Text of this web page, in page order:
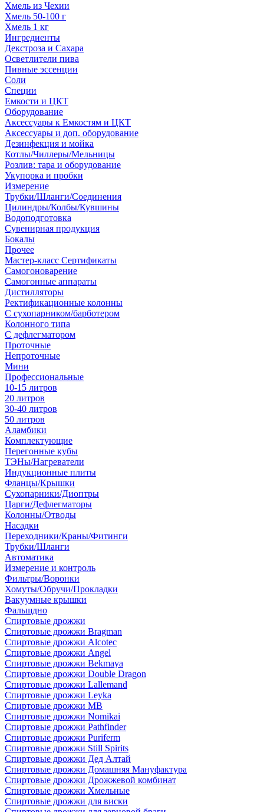
Хмель из Чехии
Хмель 50-100 г
Хмель 1 кг
Ингредиенты
Декстроза и Сахара
Осветлители пива
Пивные эссенции
Соли
Специи
Емкости и ЦКТ
Оборудование
Аксессуары к Емкостям и ЦКТ
Аксессуары и доп. оборудование
Дезинфекция и мойка
Котлы/Чиллеры/Мельницы
Розлив: тара и оборудование
Укупорка и пробки
Измерение
Трубки/Шланги/Соединения
Цилиндры/Колбы/Кувшины
Водоподготовка
Сувенирная продукция
Бокалы
Прочее
Мастер-класс Сертификаты
Самогоноварение
Самогонные аппараты
Дистилляторы
Ректификационные колонны
С сухопарником/барботером
Колонного типа
С дефлегматором
Проточные
Непроточные
Мини
Профессиональные
10-15 литров
20 литров
30-40 литров
50 литров
Аламбики
Комплектующие
Перегонные кубы
ТЭНы/Нагреватели
Индукционные плиты
Фланцы/Крышки
Сухопарники/Диоптры
Царги/Дефлегматоры
Колонны/Отводы
Насадки
Переходники/Краны/Фитинги
Трубки/Шланги
Автоматика
Измерение и контроль
Фильтры/Воронки
Хомуты/Обручи/Прокладки
Вакуумные крышки
Фальшдно
Спиртовые дрожжи
Спиртовые дрожжи Bragman
Спиртовые дрожжи Alcotec
Спиртовые дрожжи Angel
Спиртовые дрожжи Bekmaya
Спиртовые дрожжи Double Dragon
Спиртовые дрожжи Lallemand
Спиртовые дрожжи Leyka
Спиртовые дрожжи MB
Спиртовые дрожжи Nomikai
Спиртовые дрожжи Pathfinder
Спиртовые дрожжи Puriferm
Спиртовые дрожжи Still Spirits
Спиртовые дрожжи Дед Алтай
Спиртовые дрожжи Домашняя Мануфактура
Спиртовые дрожжи Дрожжевой комбинат
Спиртовые дрожжи Хмельные
Спиртовые дрожжи для виски